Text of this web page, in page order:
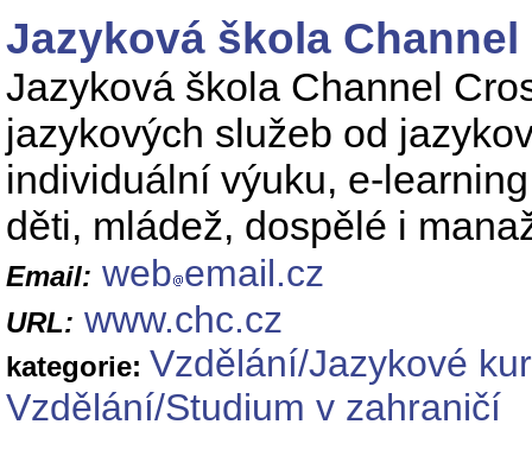
Jazyková škola
Jazyková škola Channel
jazykových služeb od
individuální výuku, e-
děti, mládež, dospělé i
Email: web email.cz
URL: www.chc.cz
kategorie: Vzdělání/Jazykové
Vzdělání/Studium v zahraničí